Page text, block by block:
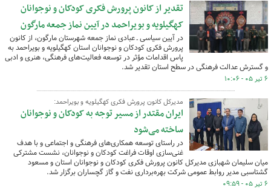
تقدیر از کانون پرورش فکری کودکان و نوجوانان
کهگیلویه و بویراحمد در آیین نماز جمعه مارگون
در آیین سیاسی ـ عبادی نماز جمعه شهرستان مارگون، از کانون
پرورش فکری کودکان و نوجوانان استان کهگیلویه و بویراحمد به
پاس اقدامات مؤثر در توسعه فعالیت‌های فرهنگی، هنری و ادبی
و گسترش عدالت فرهنگی در سطح استان تقدیر شد.
۶ تیر ۰۵ - ۱۰:۰۶
مدیرکل کانون پرورش فکری کهگیلویه و بویراحمد:
ایران مقتدر از مسیر توجه به کودکان و نوجوانان
ساخته می‌شود
در راستای توسعه همکاری‌های فرهنگی و اجتماعی و با هدف
غنی‌سازی اوقات فراغت کودکان و نوجوانان، نشست مشترکی
میان سلیمان شهبازی مدیرکل کانون پرورش فکری کودکان و نوجوانان استان و مسعود
گشتاسبی مدیر روابط عمومی شرکت بهره‌برداری نفت و گاز گچساران برگزار شد.
۶ تیر ۰۵ - ۰۹:۵۹